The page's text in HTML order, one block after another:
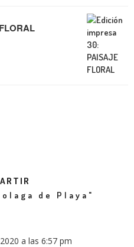
de Playa"
a las 6:57 pm